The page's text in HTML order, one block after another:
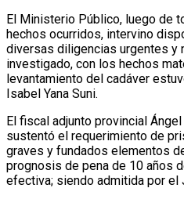
El Ministerio Público, luego de
hechos ocurridos, intervino
diversas diligencias urgentes y
investigado, con los hechos
levantamiento del cadáver
Isabel Yana Suni.
El fiscal adjunto provincial
sustentó el requerimiento de
graves y fundados elementos
prognosis de pena de 10 años
efectiva; siendo admitida por el